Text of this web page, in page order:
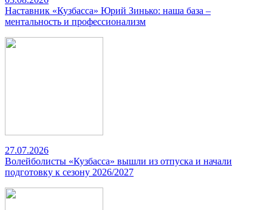
Наставник «Кузбасса» Юрий Зинько: наша база –
ментальность и профессионализм
27.07.2026
Волейболисты «Кузбасса» вышли из отпуска и начали
подготовку к сезону 2026/2027